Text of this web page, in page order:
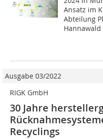
Ansatz im
Abteilung
Hannawald
Ausgabe 03/2022
RIGK GmbH
30 Jahre
Recyclings